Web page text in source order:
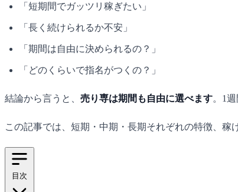
「短期間でガッツリ稼ぎたい」
「長く続けられるか不安」
「期間は自由に決められるの？」
「どのくらいで指名がつくの？」
結論から言うと、 売り専は期間も自由に選べます。1
この記事では、短期・中期・長期それぞれの特徴、稼
目次